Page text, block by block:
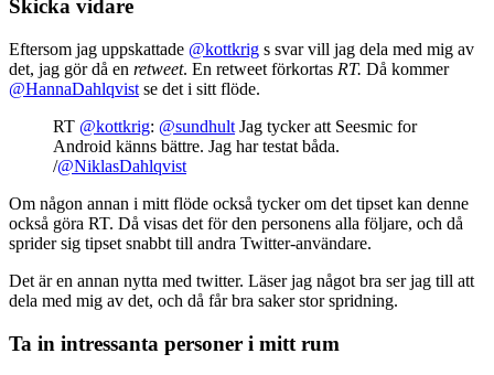
Skicka vidare
Eftersom jag uppskattade @kottkrig s svar vill jag dela med mig av
det, jag gör då en retweet. En retweet förkortas RT. Då kommer
@HannaDahlqvist se det i sitt flöde.
RT @kottkrig: @sundhult Jag tycker att Seesmic for
Android känns bättre. Jag har testat båda.
/@NiklasDahlqvist
Om någon annan i mitt flöde också tycker om det tipset kan denne
också göra RT. Då visas det för den personens alla följare, och då
sprider sig tipset snabbt till andra Twitter-användare.
Det är en annan nytta med twitter. Läser jag något bra ser jag till att
dela med mig av det, och då får bra saker stor spridning.
Ta in intressanta personer i mitt rum